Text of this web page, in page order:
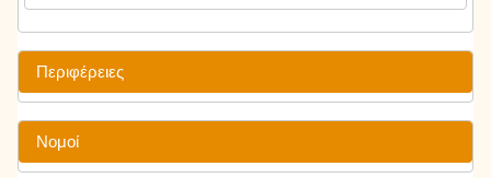
Περιφέρειες
Νομοί